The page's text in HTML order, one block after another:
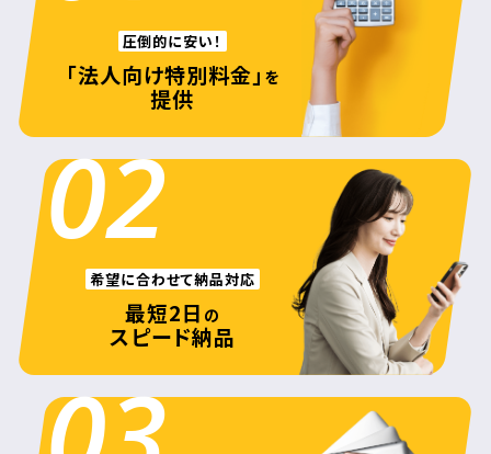
圧倒的に安い！
「法人向け特別料金」 を
提供
02
希望に合わせて納品対応
最短2日 の
スピード納品